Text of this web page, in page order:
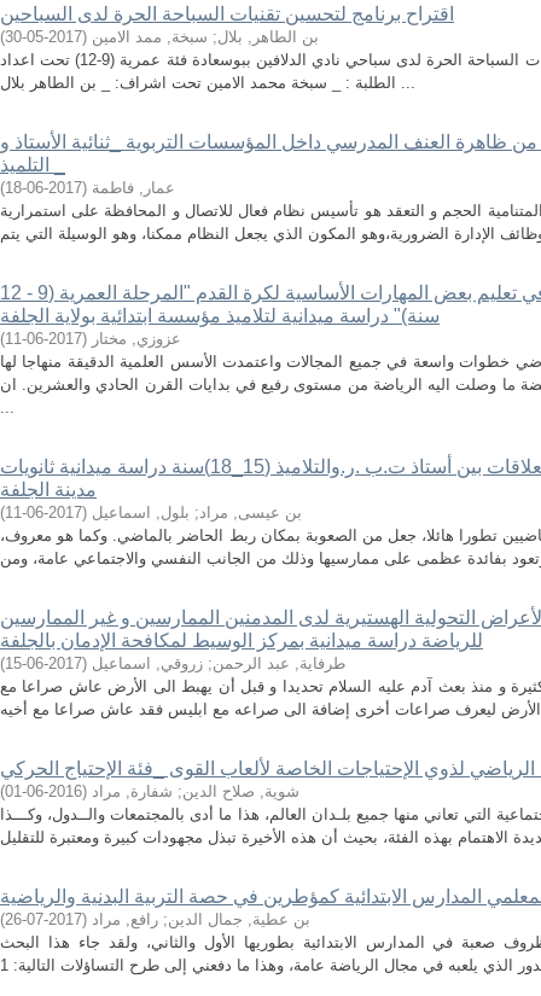
اقتراح برنامج لتحسين تقنيات السباحة الحرة لدى السباحين
بن الطاهر, بلال; سبخة, ممد الامين (
2017-05-30
)
عنوان الدراسة:برنامج مقترح لتحسين تقنيات السباحة الحرة لدى سباحي نادي الدلافين ببوسعادة فئة عمرية (9-12) تحت اعداد
الطلبة : _ سبخة محمد الامين تحت اشراف: _ بن الطاهر بلال ...
من ظاهرة العنف المدرسي داخل المؤسسات التربوية _ثنائية الأستاذ و
عمار, فاطمة (
2017-06-18
)
المتنامية الحجم و التعقد هو تأسيس نظام فعال للاتصال و المحافظة على استمرارية
الانتقاء وفق المستوى البدني وأثره في تعليم بعض المهارات الأساسية لكرة القدم "المرحلة العمرية (9 - 12
سنة)" دراسة ميدانية لتلاميذ مؤسسة ابتدائية بولاية الجلفة
عزوزي, مختار (
2017-06-11
)
خطوات واسعة في جميع المجالات واعتمدت الأسس العلمية الدقيقة منهاجا لها
ما وصلت اليه الرياضة من مستوى رفيع في بدايات القرن الحادي والعشرين. ان
...
الآثار النفسية والاجتماعية في العلاقات بين أستاذ ت.ب .ر.والتلاميذ (15_18)سنة دراسة ميدانية ثانويات
مدينة الجلفة
بن عيسى, مراد; بلول, اسماعيل (
2017-06-11
)
تطورا هائلا، جعل من الصعوبة بمكان ربط الحاضر بالماضي. وكما هو معروف،
التحولية الهستيرية لدى المدمنين الممارسين و غير الممارسين
للرياضة دراسة ميدانية بمركز الوسيط لمكافحة الإدمان بالجلفة
طرفاية, عبد الرحمن; زروقي, اسماعيل (
2017-06-15
)
و منذ بعث آدم عليه السلام تحديدا و قبل أن يهبط الى الأرض عاش صراعا مع
الرياضي لذوي الإحتياجات الخاصة لألعاب القوى _فئة الإحتياج الحركي
شوية, صلاح الدين; شفارة, مراد (
2016-06-01
)
التي تعاني منها جميع بلـدان العالم، هذا ما أدى بالمجتمعات والــدول، وكـــذا
لمعلمي المدارس الابتدائية كمؤطرين في حصة التربية البدنية والرياضية
بن عطية, جمال الدين; رافع, مراد (
2017-07-26
)
صعبة في المدارس الابتدائية بطوريها الأول والثاني، ولقد جاء هذا البحث